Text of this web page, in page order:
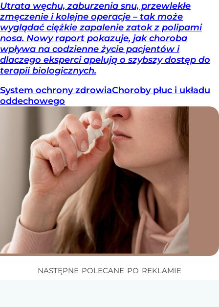
Utrata węchu, zaburzenia snu, przewlekłe
zmęczenie i kolejne operacje – tak może
wyglądać ciężkie zapalenie zatok z polipami
nosa. Nowy raport pokazuje, jak choroba
wpływa na codzienne życie pacjentów i
dlaczego eksperci apelują o szybszy dostęp do
terapii biologicznych.
System ochrony zdrowiaChoroby płuc i układu
oddechowego